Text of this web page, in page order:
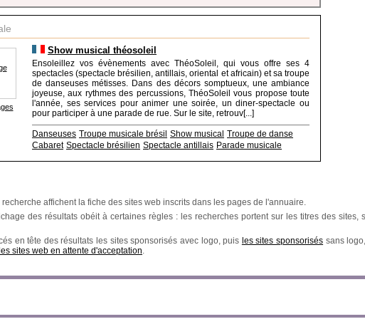
Show musical théosoleil
Ensoleillez vos évènements avec ThéoSoleil, qui vous offre ses 4
spectacles (spectacle brésilien, antillais, oriental et africain) et sa troupe
de danseuses métisses. Dans des décors somptueux, une ambiance
joyeuse, aux rythmes des percussions, ThéoSoleil vous propose toute
l'année, ses services pour animer une soirée, un diner-spectacle ou
pour participer à une parade de rue. Sur le site, retrouv[...]
Danseuses Troupe musicale brésil Show musical Troupe de danse
Cabaret Spectacle brésilien Spectacle antillais Parade musicale
affichent la fiche des sites web inscrits dans les pages de l'annuaire.
des résultats obéit à certaines règles : les recherches portent sur les titres des
en tête des résultats les sites sponsorisés avec logo, puis les sites sponsorisés sans
les sites web en attente d'acceptation.